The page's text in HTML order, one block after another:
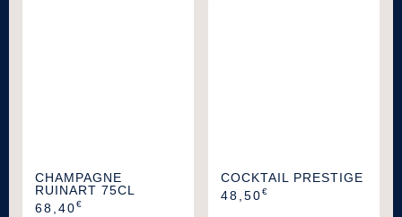
CHAMPAGNE
RUINART 75CL
68,40€
COCKTAIL PRESTIGE
48,50€